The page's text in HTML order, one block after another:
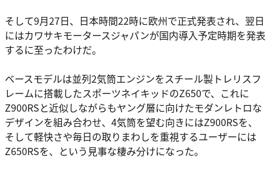
そして9月27日、日本時間22時に欧州で正式発表され、翌日
にはカワサキモータースジャパンが国内導入予定時期を発表
するに至ったわけだ。
ベースモデルは並列2気筒エンジンをスチール製トレリスフ
レームに搭載したスポーツネイキッドのZ650で、これに
Z900RSと近似しながらもヤング層に向けたモダンレトロな
デザインを組み合わせ、4気筒を望む向きにはZ900RSを、
そして軽快さや毎日の取りまわしを重視するユーザーには
Z650RSを、という見事な棲み分けになった。